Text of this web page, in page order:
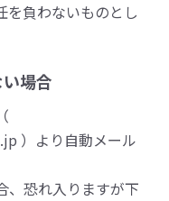
を負わないものとし
場合
）より自動メール
、恐れ入りますが下